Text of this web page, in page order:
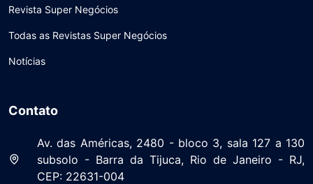
Revista Super Negócios
Todas as Revistas Super Negócios
Notícias
Contato
Av. das Américas, 2480 - bloco 3, sala 127 a 130
subsolo - Barra da Tijuca, Rio de Janeiro - RJ,
CEP: 22631-004